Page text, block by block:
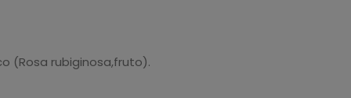
(Rosa rubiginosa,fruto).